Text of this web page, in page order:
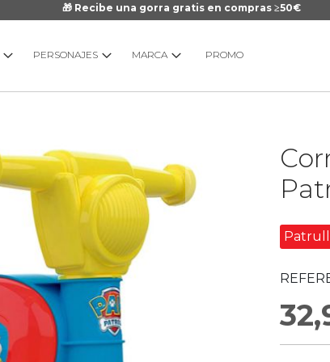
🎁 Recibe una gorra gratis en compras ≥50€
PERSONAJES MARCA PROMO
galería
imágenes